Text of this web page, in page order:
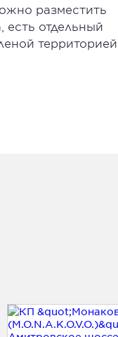
разместить
есть отдельный
территорией